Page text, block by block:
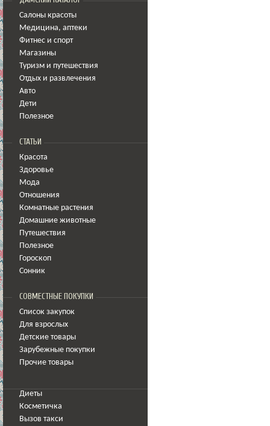
Салоны красоты
Медицина, аптеки
Фитнес и спорт
Магазины
Туризм и путешествия
Отдых и развлечения
Авто
Дети
Полезное
СТАТЬИ
Красота
Здоровье
Мода
Отношения
Комнатные растения
Домашние животные
Путешествия
Полезное
Гороскоп
Сонник
СОВМЕСТНЫЕ ПОКУПКИ
Список закупок
Для взрослых
Детские товары
Зарубежные покупки
Прочие товары
Диеты
Косметичка
Вызов такси